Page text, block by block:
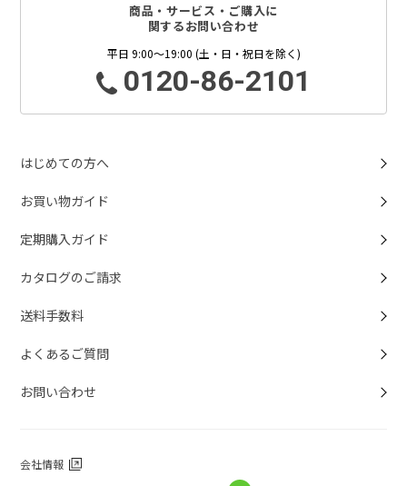
商品・サービス・ご購入に
関するお問い合わせ
平日 9:00～19:00 (土・日・祝日を除く)
0120-86-2101
はじめての方へ
お買い物ガイド
定期購入ガイド
カタログのご請求
送料手数料
よくあるご質問
お問い合わせ
会社情報